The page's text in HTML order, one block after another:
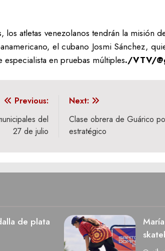
atletas venezolanos tendrán la misión
el cubano Josmi Sánchez,
en pruebas múltiples./VTV/
Previous:
del
27 de julio
Next:
Clase obrera de Guárico
estratégico
de plata